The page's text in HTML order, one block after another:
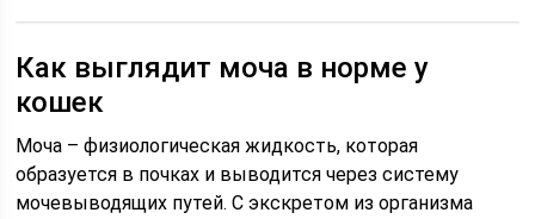
Как выглядит моча в норме у
кошек
Моча – физиологическая жидкость, которая
образуется в почках и выводится через систему
мочевыводящих путей. С экскретом из организма